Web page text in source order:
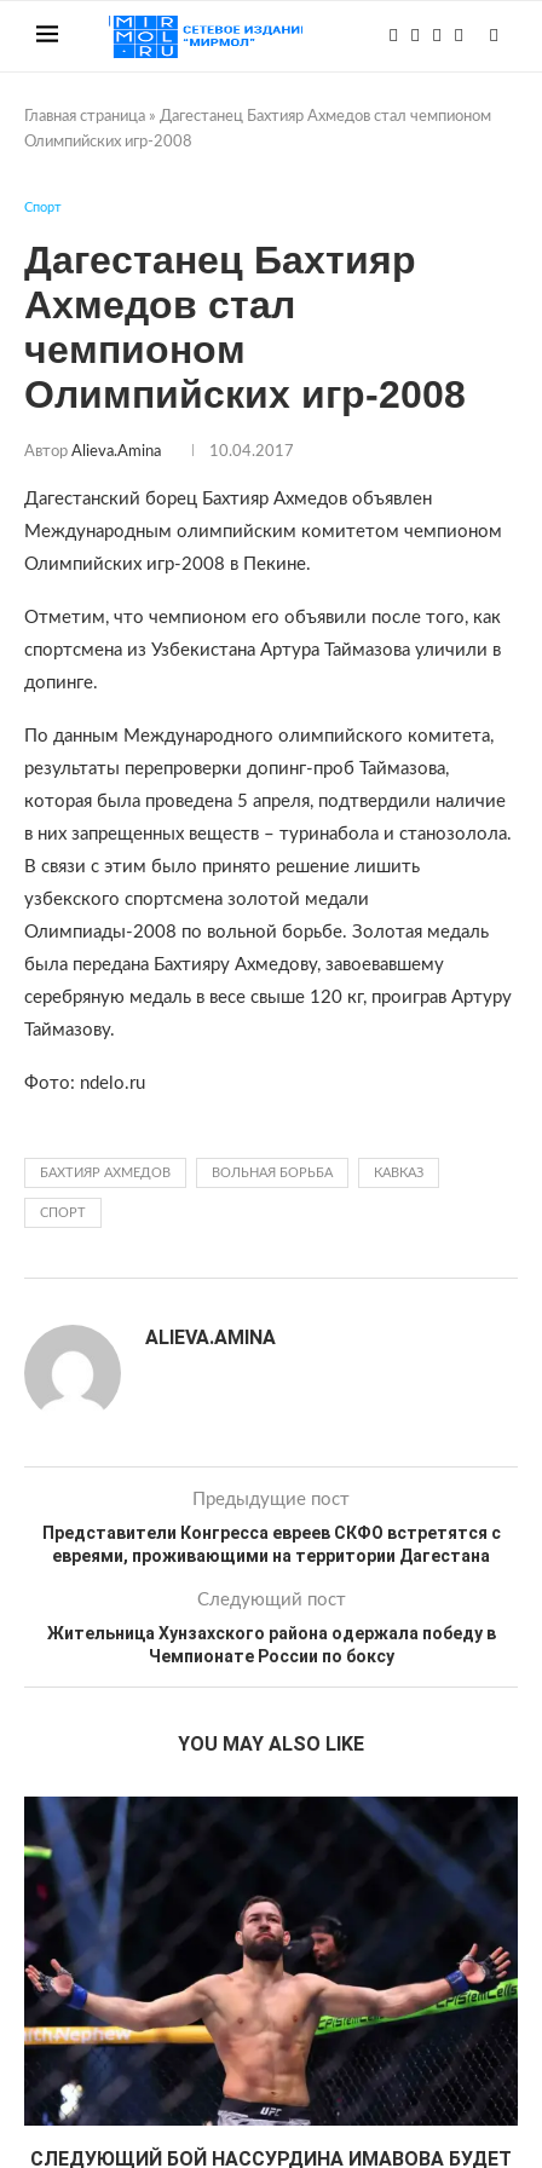
Главная страница » Дагестанец Бахтияр Ахмедов стал чемпионом
Олимпийских игр-2008
Спорт
Дагестанец Бахтияр
Ахмедов стал
чемпионом
Олимпийских игр-2008
Автор Alieva.amina 10.04.2017
Дагестанский борец Бахтияр Ахмедов объявлен
Международным олимпийским комитетом чемпионом
Олимпийских игр-2008 в Пекине.
Отметим, что чемпионом его объявили после того, как
спортсмена из Узбекистана Артура Таймазова уличили в
допинге.
По данным Международного олимпийского комитета,
результаты перепроверки допинг-проб Таймазова,
которая была проведена 5 апреля, подтвердили наличие
в них запрещенных веществ – туринабола и станозолола.
В связи с этим было принято решение лишить
узбекского спортсмена золотой медали
Олимпиады-2008 по вольной борьбе. Золотая медаль
была передана Бахтияру Ахмедову, завоевавшему
серебряную медаль в весе свыше 120 кг, проиграв Артуру
Таймазову.
Фото: ndelo.ru
БАХТИЯР АХМЕДОВ ВОЛЬНАЯ БОРЬБА КАВКАЗ
СПОРТ
ALIEVA.AMINA
Предыдущие пост
Представители Конгресса евреев СКФО встретятся с
евреями, проживающими на территории Дагестана
Следующий пост
Жительница Хунзахского района одержала победу в
Чемпионате России по боксу
YOU MAY ALSO LIKE
СЛЕДУЮЩИЙ БОЙ НАССУРДИНА ИМАВОВА БУДЕТ